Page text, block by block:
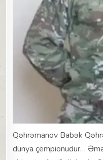
Qəhrəmanov Babək
dünya çempionudur…